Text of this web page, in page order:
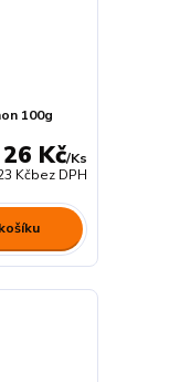
100g
26 Kč/Ks
Kčbez DPH